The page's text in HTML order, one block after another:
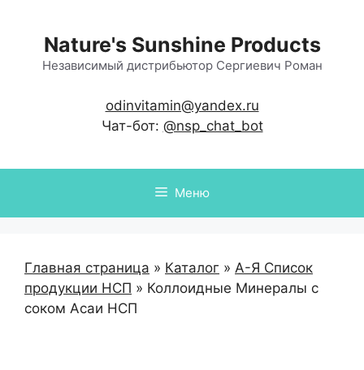
содержимому
Nature's Sunshine Products
Независимый дистрибьютор Сергиевич Роман
odinvitamin@yandex.ru
Чат-бот: @nsp_chat_bot
Меню
Главная страница » Каталог » А-Я Список
продукции НСП » Коллоидные Минералы с
соком Асаи НСП